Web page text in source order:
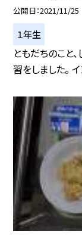
公開日 2021/11/25
１年生
ともだちのこと
習をしました。